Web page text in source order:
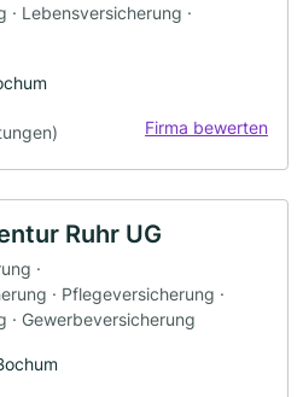
Lebensversicherung ·
Firma bewerten
Ruhr UG
·
· Pflegeversicherung ·
· Gewerbeversicherung